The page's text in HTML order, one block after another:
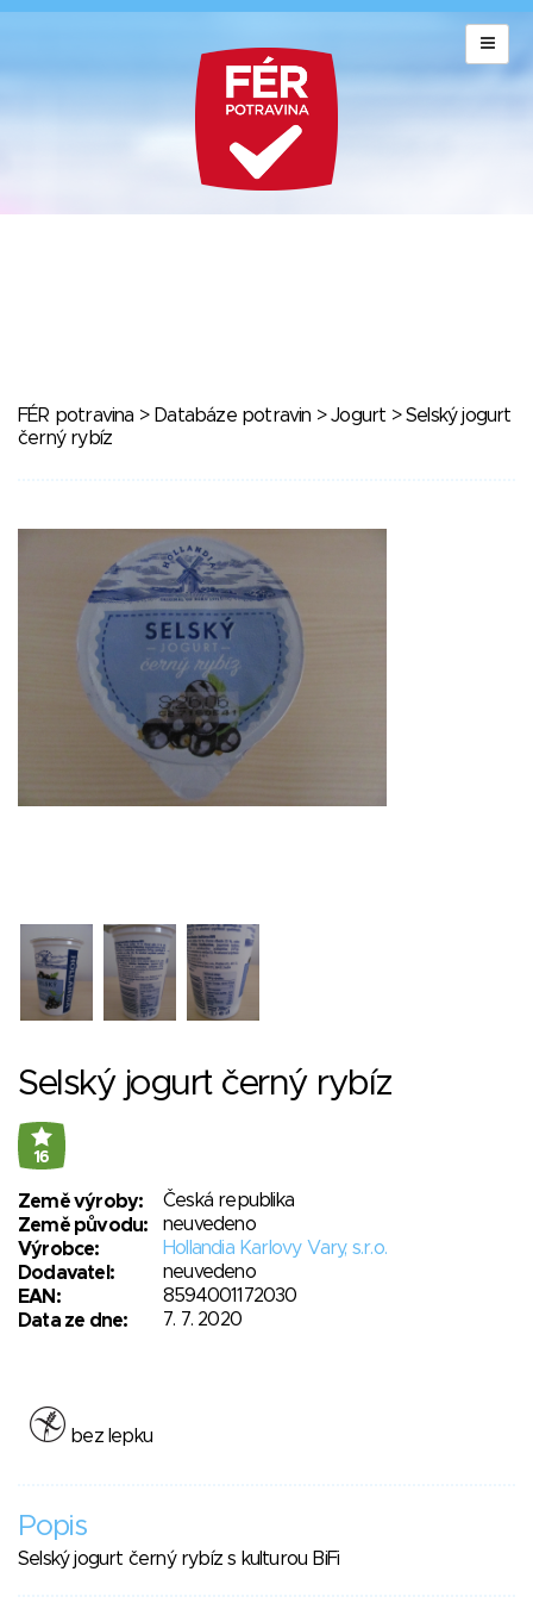
FÉR potravina > Databáze potravin >Jogurt > Selský jogurt
černý rybíz
Selský jogurt černý rybíz
16
Země výroby:
Česká republika
Země původu:
neuvedeno
Výrobce:
Hollandia Karlovy Vary, s.r.o.
Dodavatel:
neuvedeno
EAN:
8594001172030
Data ze dne:
7. 7. 2020
bez lepku
Popis
Selský jogurt černý rybíz s kulturou BiFi